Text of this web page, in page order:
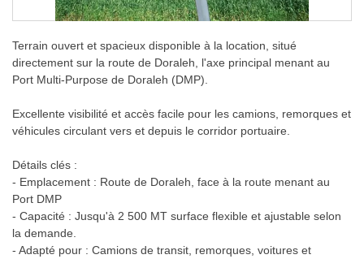
Terrain ouvert et spacieux disponible à la location, situé
directement sur la route de Doraleh, l'axe principal menant au
Port Multi-Purpose de Doraleh (DMP).
Excellente visibilité et accès facile pour les camions, remorques et
véhicules circulant vers et depuis le corridor portuaire.
Détails clés :
- Emplacement : Route de Doraleh, face à la route menant au
Port DMP
- Capacité : Jusqu'à 2 500 MT surface flexible et ajustable selon
la demande.
- Adapté pour : Camions de transit, remorques, voitures et